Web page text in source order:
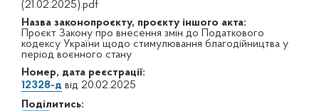
(21.02.2025).pdf
Назва законопроєкту, проєкту іншого акта:
Проєкт Закону про внесення змін до Податкового
кодексу України щодо стимулювання благодійництва у
період воєнного стану
Номер, дата реєстрації:
12328-д від 20.02.2025
Поділитись: